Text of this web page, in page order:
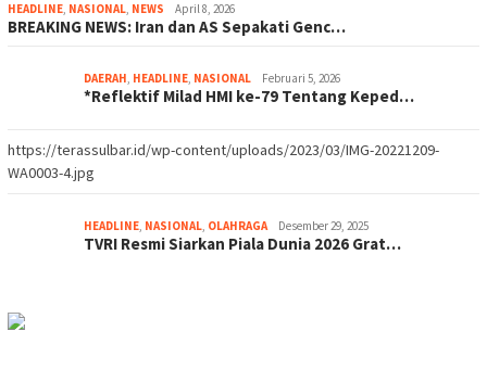
HEADLINE, NASIONAL, NEWS April 8, 2026
BREAKING NEWS: Iran dan AS Sepakati Genc…
DAERAH, HEADLINE, NASIONAL Februari 5, 2026
*Reflektif Milad HMI ke-79 Tentang Keped…
https://terassulbar.id/wp-content/uploads/2023/03/IMG-20221209-
WA0003-4.jpg
HEADLINE, NASIONAL, OLAHRAGA Desember 29, 2025
TVRI Resmi Siarkan Piala Dunia 2026 Grat…